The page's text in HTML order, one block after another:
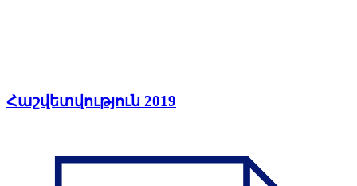
Հաշվետվություն 2019